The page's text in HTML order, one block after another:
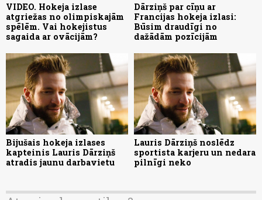
VIDEO. Hokeja izlase
atgriežas no olimpiskajām
spēlēm. Vai hokejistus
sagaida ar ovācijām?
Dārziņš par cīņu ar
Francijas hokeja izlasi:
Būsim draudīgi no
dažādām pozīcijām
Bijušais hokeja izlases
kapteinis Lauris Dārziņš
atradis jaunu darbavietu
Lauris Dārziņš noslēdz
sportista karjeru un nedara
pilnīgi neko